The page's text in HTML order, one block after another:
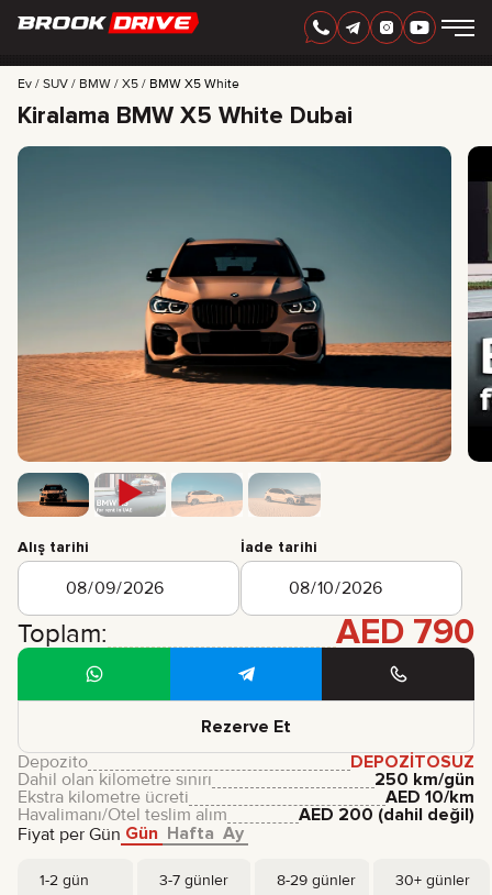
AED
MARKALAR
KIRALAMA SÜRESI
KİRALA-SAHİP OL
info@brook-drive.rent
+ 971 52 193 88 88
+ 7 925 283 88 88
Ev SUV BMW X5 BMW X5 White
Kiralama BMW X5 White Dubai
Alış tarihi İade tarihi
Toplam: AED 790
Rezerve Et
Fiyat per Gün Gün Hafta Ay
1-2 gün 3-7 günler 8-29 günler 30+ günler
Depozito
DEPOZITOSUZ
Dahil olan kilometre sınırı
250 km/gün
Ekstra kilometre ücreti
AED 10/km
Havalimanı/Otel teslim alım
AED 200 (dahil değil)